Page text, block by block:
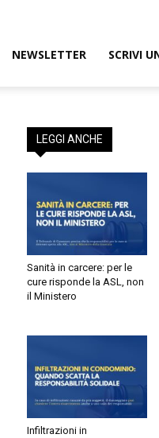
NEWSLETTER SCRIVI
LEGGI ANCHE
Sanità in carcere: per le
cure risponde la ASL, non
il Ministero
Infiltrazioni in